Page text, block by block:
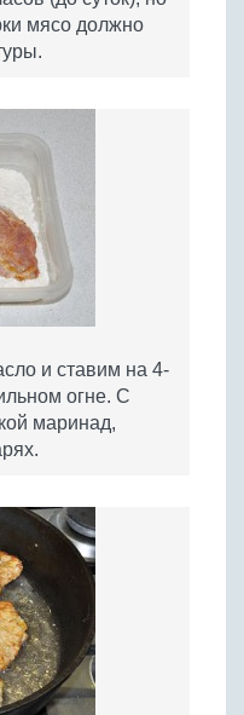
мясо должно
и ставим на 4-
огне. С
маринад,